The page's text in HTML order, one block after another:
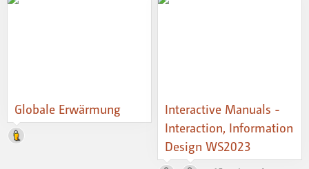
Globale Erwärmung
Interactive Manuals -
Interaction, Information
Design WS2023